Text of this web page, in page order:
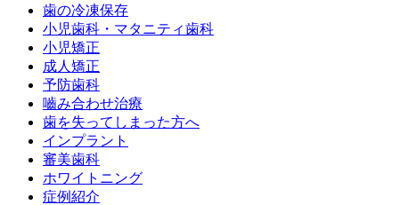
歯の冷凍保存
小児歯科・マタニティ歯科
小児矯正
成人矯正
予防歯科
嚙み合わせ治療
歯を失ってしまった方へ
インプラント
審美歯科
ホワイトニング
症例紹介